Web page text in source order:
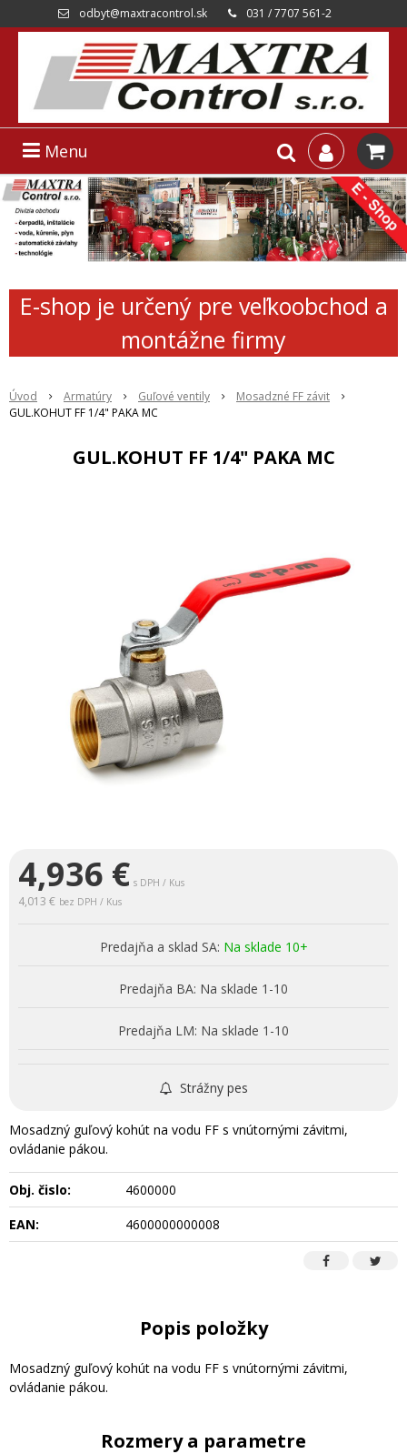
odbyt@maxtracontrol.sk 031 / 7707 561-2
Menu
E-shop je určený pre veľkoobchod a
montážne firmy
Úvod Armatúry Guľové ventily
Mosadzné FF závit
GUL.KOHUT FF 1/4" PAKA MC
GUL.KOHUT FF 1/4" PAKA MC
4,936 € s DPH / Kus
4,013 € bez DPH / Kus
Predajňa a sklad SA: Na sklade 10+
Predajňa BA: Na sklade 1-10
Predajňa LM: Na sklade 1-10
Strážny pes
Mosadzný guľový kohút na vodu FF s vnútornými závitmi,
ovládanie pákou.
Obj. čislo:
4600000
EAN:
4600000000008
Popis položky
Mosadzný guľový kohút na vodu FF s vnútornými závitmi,
ovládanie pákou.
Rozmery a parametre